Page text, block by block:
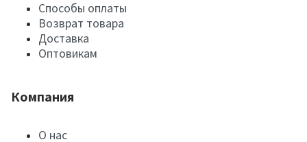
Способы оплаты
Возврат товара
Доставка
Оптовикам
Компания
О нас